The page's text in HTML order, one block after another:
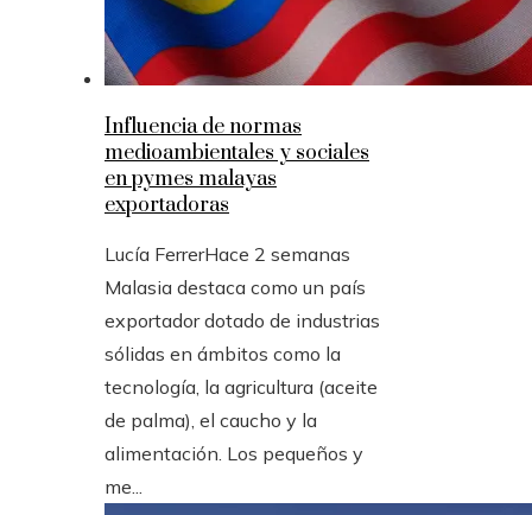
Influencia de normas
medioambientales y sociales
en pymes malayas
exportadoras
Lucía FerrerHace 2 semanas
Malasia destaca como un país
exportador dotado de industrias
sólidas en ámbitos como la
tecnología, la agricultura (aceite
de palma), el caucho y la
alimentación. Los pequeños y
me...